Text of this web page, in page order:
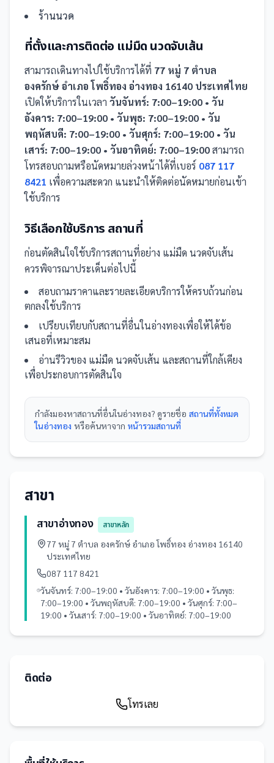
ร้านนวด
ที่ตั้งและการติดต่อ แม่มืด นวดจับเส้น
สามารถเดินทางไปใช้บริการได้ที่ 77 หมู่ 7 ตำบล
องครักษ์ อำเภอ โพธิ์ทอง อ่างทอง 16140 ประเทศไทย
เปิดให้บริการในเวลา วันจันทร์: 7:00–19:00 • วัน
อังคาร: 7:00–19:00 • วันพุธ: 7:00–19:00 • วัน
พฤหัสบดี: 7:00–19:00 • วันศุกร์: 7:00–19:00 • วัน
เสาร์: 7:00–19:00 • วันอาทิตย์: 7:00–19:00สามารถ
โทรสอบถามหรือนัดหมายล่วงหน้าได้ที่เบอร์ 087 117
8421 เพื่อความสะดวก แนะนำให้ติดต่อนัดหมายก่อนเข้า
ใช้บริการ
วิธีเลือกใช้บริการ สถานที่
ก่อนตัดสินใจใช้บริการสถานที่อย่าง แม่มืด นวดจับเส้น
ควรพิจารณาประเด็นต่อไปนี้
สอบถามราคาและรายละเอียดบริการให้ครบถ้วนก่อน
ตกลงใช้บริการ
เปรียบเทียบกับสถานที่อื่นในอ่างทองเพื่อให้ได้ข้อ
เสนอที่เหมาะสม
อ่านรีวิวของ แม่มืด นวดจับเส้น และสถานที่ใกล้เคียง
เพื่อประกอบการตัดสินใจ
กำลังมองหาสถานที่อื่นในอ่างทอง? ดูรายชื่อ สถานที่ทั้งหมด
ในอ่างทอง หรือค้นหาจาก หน้ารวมสถานที่
สาขา
สาขาอ่างทอง
สาขาหลัก
77 หมู่ 7 ตำบล องครักษ์ อำเภอ โพธิ์ทอง อ่างทอง 16140
ประเทศไทย
087 117 8421
วันจันทร์: 7:00–19:00 • วันอังคาร: 7:00–19:00 • วันพุธ:
7:00–19:00 • วันพฤหัสบดี: 7:00–19:00 • วันศุกร์: 7:00–
19:00 • วันเสาร์: 7:00–19:00 • วันอาทิตย์: 7:00–19:00
ติดต่อ
โทรเลย